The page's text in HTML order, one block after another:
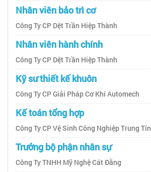
Nhân viên bảo trì cơ
Công Ty CP Dệt Trần Hiệp Thành
Nhân viên hành chính
Công Ty CP Dệt Trần Hiệp Thành
Kỹ sư thiết kế khuôn
Công Ty CP Giải Pháp Cơ Khí Automech
Kế toán tổng hợp
Công Ty CP Vệ Sinh Công Nghiệp Trung Tín
Trưởng bộ phận nhân sự
Công Ty TNHH Mỹ Nghệ Cát Đằng